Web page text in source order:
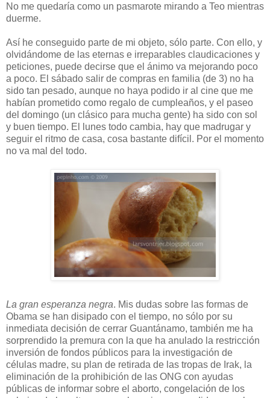
No me quedaría como un pasmarote mirando a Teo mientras
duerme.
Así he conseguido parte de mi objeto, sólo parte. Con ello, y
olvidándome de las eternas e irreparables claudicaciones y
peticiones, puede decirse que el ánimo va mejorando poco
a poco. El sábado salir de compras en familia (de 3) no ha
sido tan pesado, aunque no haya podido ir al cine que me
habían prometido como regalo de cumpleaños, y el paseo
del domingo (un clásico para mucha gente) ha sido con sol
y buen tiempo. El lunes todo cambia, hay que madrugar y
seguir el ritmo de casa, cosa bastante difícil. Por el momento
no va mal del todo.
La gran esperanza negra. Mis dudas sobre las formas de
Obama se han disipado con el tiempo, no sólo por su
inmediata decisión de cerrar Guantánamo, también me ha
sorprendido la premura con la que ha anulado la restricción
inversión de fondos públicos para la investigación de
células madre, su plan de retirada de las tropas de Irak, la
eliminación de la prohibición de las ONG con ayudas
públicas de informar sobre el aborto, congelación de los